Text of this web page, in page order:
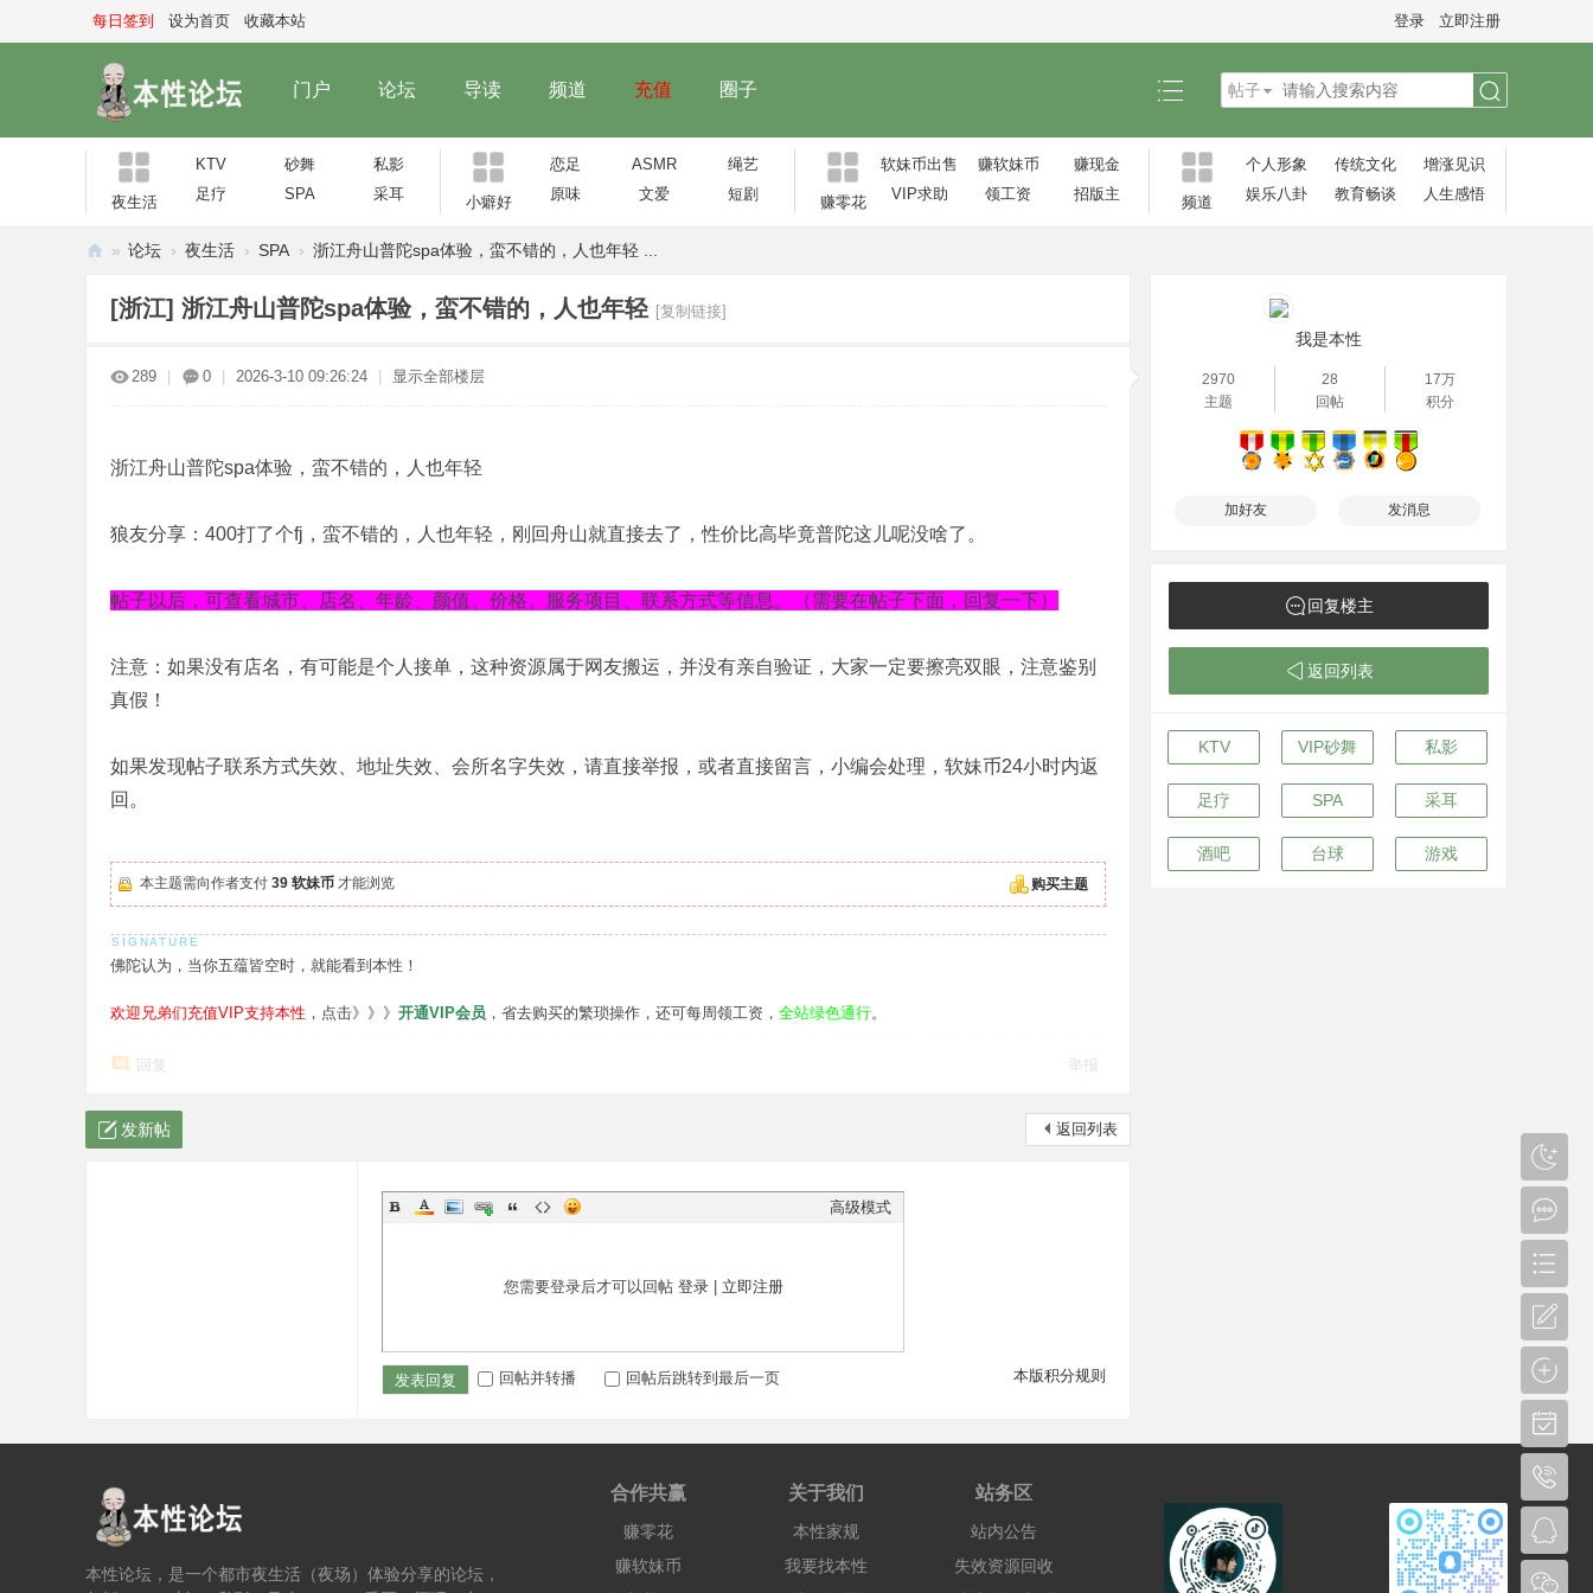
每日签到 设为首页 收藏本站 登录 立即注册
门户 论坛 导读 频道 充值 圈子 帖子
夜生活
KTV 砂舞
私影
足疗
SPA 采耳 小癖好
恋足 ASMR
绳艺
原味
文爱 短剧 赚零花
软妹币出售 赚软妹币
赚现金
VIP求助
领工资 招版主 频道
个人形象 传统文化
增涨见识‌
娱乐八卦
教育畅谈 人生感悟
» 论坛 › 夜生活 › SPA › 浙江舟山普陀spa体验，蛮不错的，人也年轻 ...
[浙江] 浙江舟山普陀spa体验，蛮不错的，人也年轻 [复制链接]
289 0 2026-3-10 09:26:24 显示全部楼层
浙江舟山普陀spa体验，蛮不错的，人也年轻
狼友分享：400打了个fj，蛮不错的，人也年轻，刚回舟山就直接去了，性价比高毕竟普陀这儿呢没啥了。
帖子以后，可查看城市、店名、年龄、颜值、价格、服务项目、联系方式等信息。（需要在帖子下面，回复一下）
注意：如果没有店名，有可能是个人接单，这种资源属于网友搬运，并没有亲自验证，大家一定要擦亮双眼，注意鉴别
真假！
如果发现帖子联系方式失效、地址失效、会所名字失效，请直接举报，或者直接留言，小编会处理，软妹币24小时内返
回。
购买主题
本主题需向作者支付 39 软妹币 才能浏览
佛陀认为，当你五蕴皆空时，就能看到本性！
欢迎兄弟们充值VIP支持本性 ，点击》》》 开通VIP会员 ，省去购买的繁琐操作，还可每周领工资， 全站绿色通行。
回复 举报
返回列表
发新帖
高级模式
您需要登录后才可以回帖 登录| 立即注册
本版积分规则
发表回复 回帖并转播 回帖后跳转到最后一页
我是本性
2970
主题
28
回帖
17万
积分
加好友 发消息
回复楼主
返回列表
KTV VIP砂舞 私影
足疗 SPA 采耳
酒吧 台球 游戏
本性论坛，是一个都市夜生活（夜场）体验分享的论坛，
合作共赢
赚零花
赚软妹币
关于我们
本性家规
我要找本性
站务区
站内公告
失效资源回收